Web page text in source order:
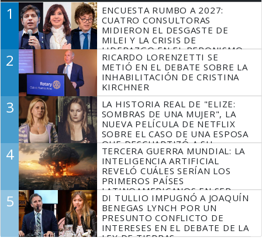
1
ENCUESTA RUMBO A 2027:
CUATRO CONSULTORAS
MIDIERON EL DESGASTE DE
MILEI Y LA CRISIS DE
LIDERAZGO EN EL PERONISMO
2
RICARDO LORENZETTI SE
METIÓ EN EL DEBATE SOBRE LA
INHABILITACIÓN DE CRISTINA
KIRCHNER
3
LA HISTORIA REAL DE "ELIZE:
SOMBRAS DE UNA MUJER", LA
NUEVA PELÍCULA DE NETFLIX
SOBRE EL CASO DE UNA ESPOSA
QUE DESCUARTIZÓ A SU
MARIDO
4
TERCERA GUERRA MUNDIAL: LA
INTELIGENCIA ARTIFICIAL
REVELÓ CUÁLES SERÍAN LOS
PRIMEROS PAÍSES
LATINOAMERICANOS EN SER
DERROTADOS
5
DI TULLIO IMPUGNÓ A JOAQUÍN
BENEGAS LYNCH POR UN
PRESUNTO CONFLICTO DE
INTERESES EN EL DEBATE DE LA
LEY DE TIERRAS